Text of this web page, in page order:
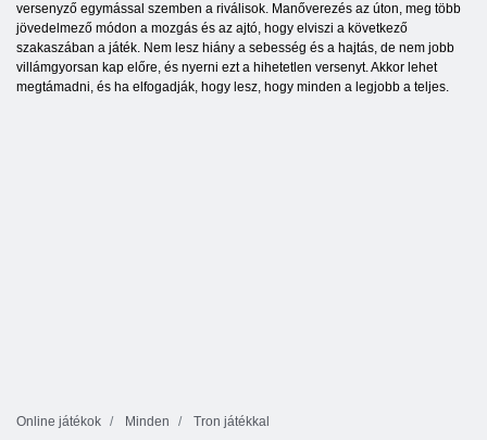
versenyző egymással szemben a riválisok. Manőverezés az úton, meg több
jövedelmező módon a mozgás és az ajtó, hogy elviszi a következő
szakaszában a játék. Nem lesz hiány a sebesség és a hajtás, de nem jobb
villámgyorsan kap előre, és nyerni ezt a hihetetlen versenyt. Akkor lehet
megtámadni, és ha elfogadják, hogy lesz, hogy minden a legjobb a teljes.
Online játékok Minden Tron játékkal